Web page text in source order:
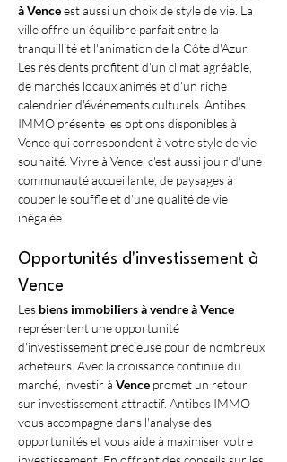
à Vence est aussi un choix de style de vie. La
ville offre un équilibre parfait entre la
tranquillité et l'animation de la Côte d'Azur.
Les résidents profitent d'un climat agréable,
de marchés locaux animés et d'un riche
calendrier d'événements culturels. Antibes
IMMO présente les options disponibles à
Vence qui correspondent à votre style de vie
souhaité. Vivre à Vence, c'est aussi jouir d'une
communauté accueillante, de paysages à
couper le souffle et d'une qualité de vie
inégalée.
Opportunités d'investissement à
Vence
Les biens immobiliers à vendre à Vence
représentent une opportunité
d'investissement précieuse pour de nombreux
acheteurs. Avec la croissance continue du
marché, investir à Vence promet un retour
sur investissement attractif. Antibes IMMO
vous accompagne dans l'analyse des
opportunités et vous aide à maximiser votre